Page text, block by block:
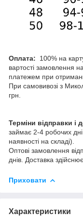
Оплата: 100% на
вартості замовлення
платежем при
При самовивозі з
грн.
Терміни відправки і
займає 2-4 робочих
наявності на складі).
Оптові замовлення
днів. Доставка
Приховати
Характеристики